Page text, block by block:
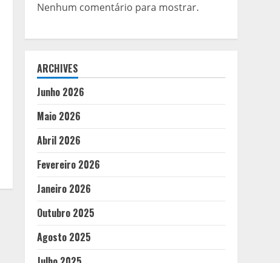
Nenhum comentário para mostrar.
ARCHIVES
Junho 2026
Maio 2026
Abril 2026
Fevereiro 2026
Janeiro 2026
Outubro 2025
Agosto 2025